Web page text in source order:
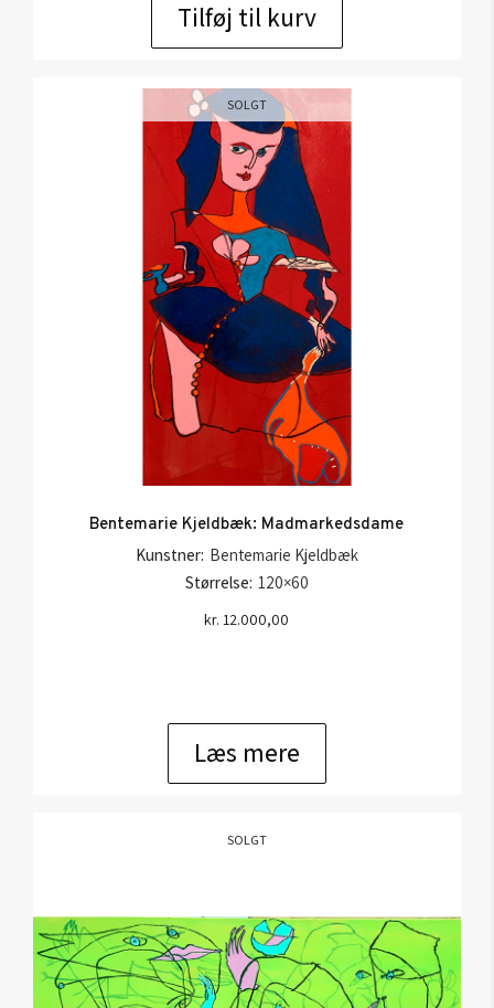
Tilføj til kurv
Bentemarie Kjeldbæk: Madmarkedsdame
Kunstner: Bentemarie Kjeldbæk
Størrelse: 120×60
kr. 12.000,00
SOLGT
Læs mere
SOLGT